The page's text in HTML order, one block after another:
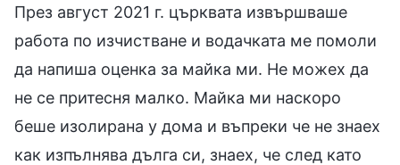
През август 2021 г. църквата извършваше
работа по изчистване и водачката ме помоли
да напиша оценка за майка ми. Не можех да
не се притесня малко. Майка ми наскоро
беше изолирана у дома и въпреки че не знаех
как изпълнява дълга си, знаех, че след като